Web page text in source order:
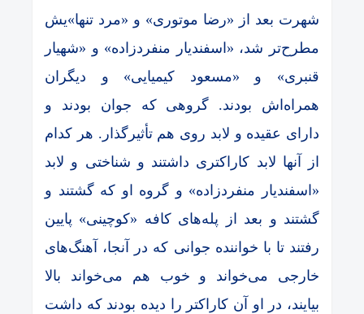
شهرت بعد از «رضا موتوری» و «مرد تنها»یش
مطرح‌تر شد، «اسفندیار منفردزاده» و «شهیار
قنبری» و «مسعود کیمیایی» و دیگران
همراه‌اش بودند. گروهی که جوان بودند و
دارای عقیده و لابد روی هم تأثیرگذار. هر کدام
از آنها لابد کاراکتری داشتند و شناختی و لابد
«اسفندیار منفردزاده» و گروه او که گشتند و
گشتند و بعد از پله‌های کافه «کوچینی» پایین
رفتند تا با خواننده جوانی که در آنجا، آهنگ‌های
خارجی می‌خواند و خوب هم می‌خواند بالا
بیایند، در او آن کاراکتر را دیده بودند که داشت